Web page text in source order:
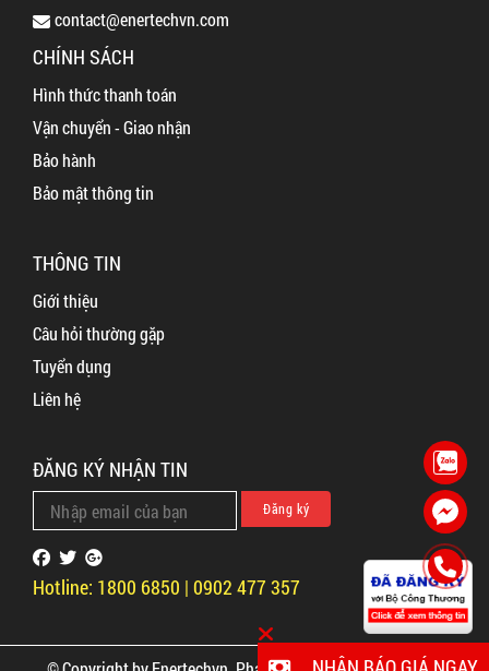
contact@enertechvn.com
CHÍNH SÁCH
Hình thức thanh toán
Vận chuyển - Giao nhận
Bảo hành
Bảo mật thông tin
THÔNG TIN
Giới thiệu
Câu hỏi thường gặp
Tuyển dụng
Liên hệ
ĐĂNG KÝ NHẬN TIN
Hotline: 1800 6850 | 0902 477 357